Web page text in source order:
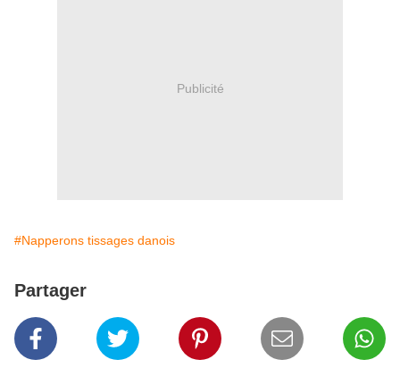
Publicité
#Napperons tissages danois
Partager